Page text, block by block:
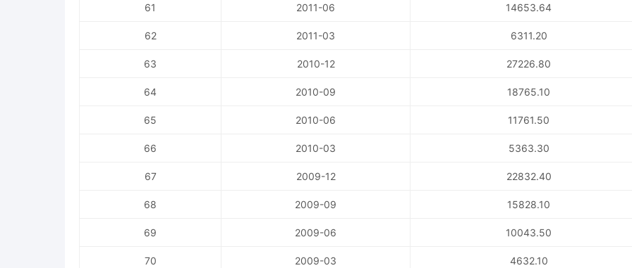
61 2011-06 14653.64
62 2011-03 6311.20
63 2010-12 27226.80
64 2010-09 18765.10
65 2010-06 11761.50
66 2010-03 5363.30
67 2009-12 22832.40
68 2009-09 15828.10
69 2009-06 10043.50
70 2009-03 4632.10